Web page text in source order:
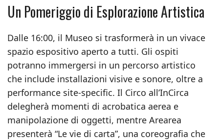
Un Pomeriggio di Esplorazione Artistica
Dalle 16:00, il Museo si trasformerà in un vivace
spazio espositivo aperto a tutti. Gli ospiti
potranno immergersi in un percorso artistico
che include installazioni visive e sonore, oltre a
performance site-specific. Il Circo all’InCirca
delegherà momenti di acrobatica aerea e
manipolazione di oggetti, mentre Arearea
presenterà “Le vie di carta”, una coreografia che